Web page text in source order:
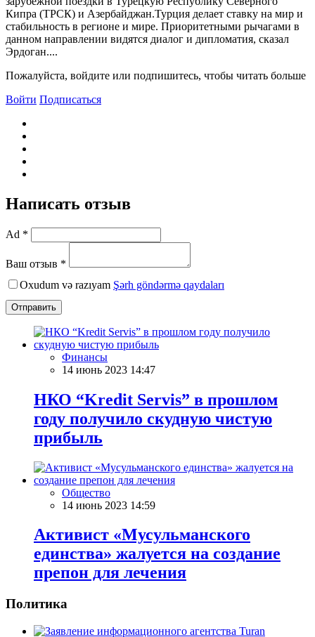
Кипра (ТРСК) и Азербайджан.Турция делает ставку на мир и
стабильность в регионе и мире. Приоритетными рычагами в
данном направлении видятся диалог и дипломатия, сказал
Эрдоган....
Пожалуйста, войдите или подпишитесь, чтобы читать больше
Войти Подписаться
Написать отзыв
Ad *
Ваш отзыв *
Oxudum və razıyam Şərh göndərmə qaydaları
Отправить
Финансы
14 июнь 2023 14:47
НКО “Kredit Servis” в прошлом
году получило скудную чистую
прибыль
Общество
14 июнь 2023 14:59
Активист «Мусульманского
единства» жалуется на создание
препон для лечения
Политика